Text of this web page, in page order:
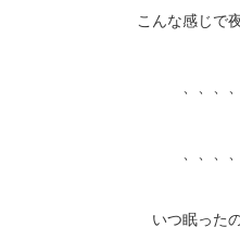
こんな感じで
、、、
、、、
いつ眠った